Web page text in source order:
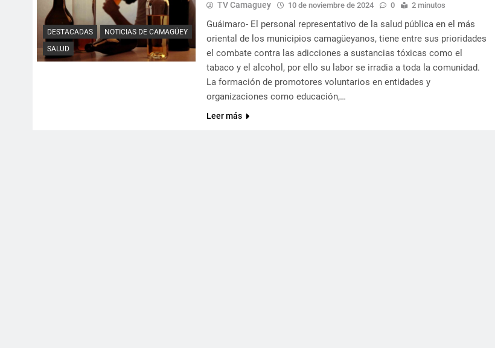
DESTACADAS
NOTICIAS DE CAMAGÜEY
SALUD
TV Camaguey 10 de noviembre de 2024 0 2 minutos
Guáimaro- El personal representativo de la salud pública en el más
oriental de los municipios camagüeyanos, tiene entre sus prioridades
el combate contra las adicciones a sustancias tóxicas como el
tabaco y el alcohol, por ello su labor se irradia a toda la comunidad.
La formación de promotores voluntarios en entidades y
organizaciones como educación,…
Leer más